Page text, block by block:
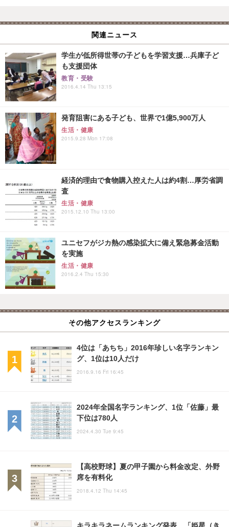
関連ニュース
学生が低所得世帯の子どもを学習支援…兵庫子ど
も支援団体
教育・受験
2016.4.14 Thu 13:15
発育阻害にある子ども、世界で1億5,900万人
生活・健康
2015.9.28 Mon 17:08
経済的理由で食物購入控えた人は約4割…厚労省調
査
生活・健康
2015.12.10 Thu 13:00
ユニセフがジカ熱の感染拡大に備え緊急募金活動
を実施
生活・健康
2016.2.4 Thu 15:30
その他アクセスランキング
4位は「あちち」2016年珍しい名字ランキン
グ、1位は10人だけ
2016.9.16 Fri 16:45
2024年全国名字ランキング、1位「佐藤」最
下位は780人
2024.4.30 Tue 9:45
【高校野球】夏の甲子園から料金改定、外野
席を有料化
2018.4.12 Thu 14:45
キラキラネームランキング発表、「姫星（き